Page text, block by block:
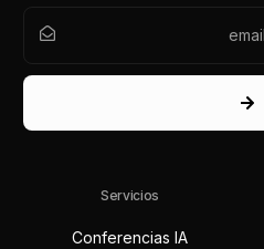
Servicios
Conferencias IA